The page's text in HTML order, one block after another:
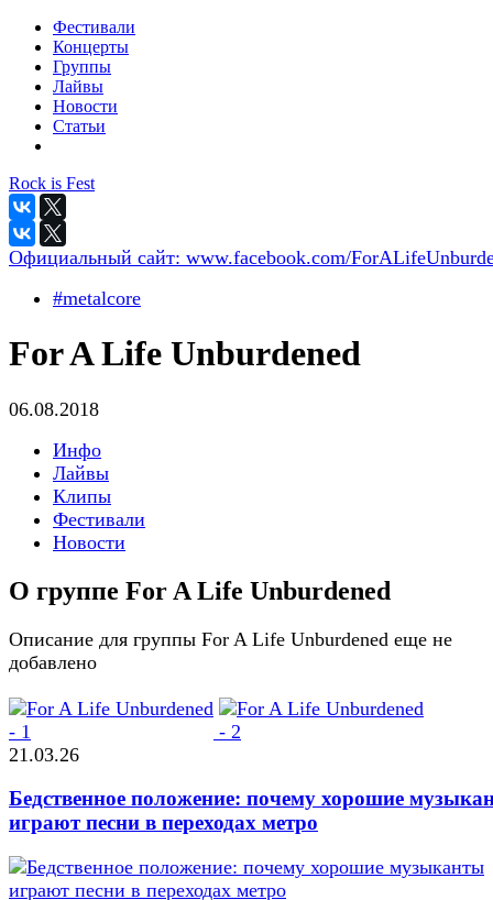
Фестивали
Концерты
Группы
Лайвы
Новости
Статьи
Rock is Fest
Официальный сайт: www.facebook.com/
#metalcore
For A Life Unburdened
06.08.2018
Инфо
Лайвы
Клипы
Фестивали
Новости
О группе For A Life Unburdened
Описание для группы For A Life Unburdened еще не
добавлено
21.03.26
Бедственное положение: почему хорошие
играют песни в переходах метро